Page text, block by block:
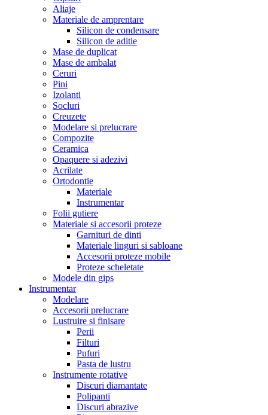
Aliaje
Materiale de amprentare
Silicon de condensare
Silicon de aditie
Mase de duplicat
Mase de ambalat
Ceruri
Pini
Izolanti
Socluri
Creuzete
Modelare si prelucrare
Compozite
Ceramica
Opaquere si adezivi
Acrilate
Ortodontie
Materiale
Instrumentar
Folii gutiere
Materiale si accesorii proteze
Garnituri de dinti
Materiale linguri si sabloane
Accesorii proteze mobile
Proteze scheletate
Modele din gips
Instrumentar
Modelare
Accesorii prelucrare
Lustruire si finisare
Perii
Filturi
Pufuri
Pasta de lustru
Instrumente rotative
Discuri diamantate
Polipanti
Discuri abrazive